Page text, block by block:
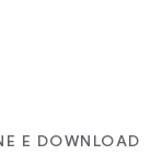
E DOWNLOAD